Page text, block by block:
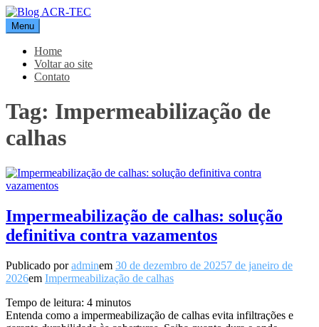
Pular
para
o
conteúdo
Blog ACR-TEC
Menu
Home
Voltar ao site
Contato
Tag: Impermeabilização de
calhas
Impermeabilização de calhas: solução
definitiva contra vazamentos
Publicado poradminem 30 de dezembro de 20257 de janeiro de
2026em Impermeabilização de calhas
Tempo de leitura: 4 minutos
Entenda como a impermeabilização de calhas evita infiltrações e